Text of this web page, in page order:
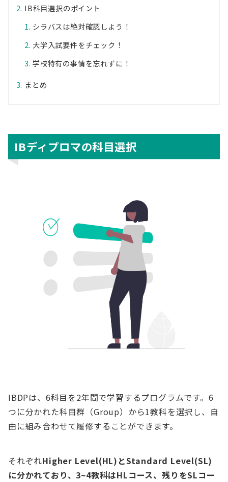
IB科目選択のポイント
シラバスは絶対確認しよう！
大学入試要件をチェック！
学校特有の事情を忘れずに！
まとめ
IBディプロマの科目選択
IBDPは、6科目を2年間で学習するプログラムです。6
つに分かれた科目群（Group）から1教科を選択し、自
由に組み合わせて履修することができます。
それぞれHigher Level(HL)とStandard Level(SL)
に分かれており、3~4教科はHLコース、残りをSLコー